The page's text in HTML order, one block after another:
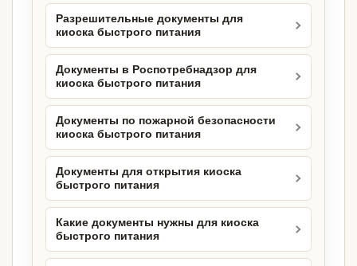
Разрешительные документы для
киоска быстрого питания
Документы в Роспотребнадзор для
киоска быстрого питания
Документы по пожарной безопасности
киоска быстрого питания
Документы для открытия киоска
быстрого питания
Какие документы нужны для киоска
быстрого питания